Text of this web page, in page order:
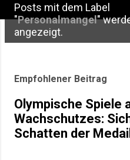
P
Posts mit dem Label
"Personalmangel"
angezeigt.
Empfohlener Beitrag
Olympische Spiele
Wachschutzes:
Schatten der